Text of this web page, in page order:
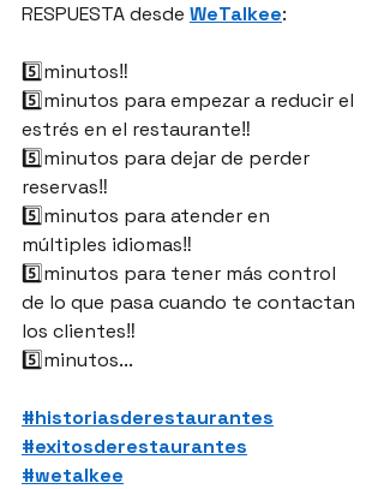
RESPUESTA desde WeTalkee:
5️⃣minutos‼️
5️⃣minutos para empezar a reducir el
estrés en el restaurante‼️
5️⃣minutos para dejar de perder
reservas‼️
5️⃣minutos para atender en
múltiples idiomas‼️
5️⃣minutos para tener más control
de lo que pasa cuando te contactan
los clientes‼️
5️⃣minutos...
#historiasderestaurantes
#exitosderestaurantes
#wetalkee